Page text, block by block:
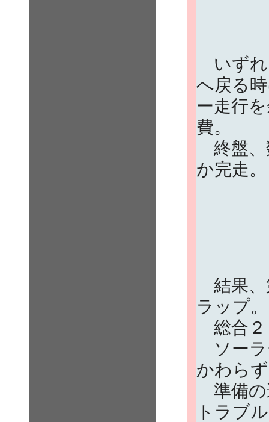
いずれ
へ戻る
ー走行
費。
終盤、
か完走。
結果、
ラップ。
総合２
ソーラ
かわら
準備の
トラブ